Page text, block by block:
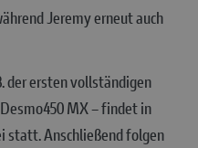
Jeremy erneut auch
der ersten vollständigen
MX – findet in
statt. Anschließend folgen